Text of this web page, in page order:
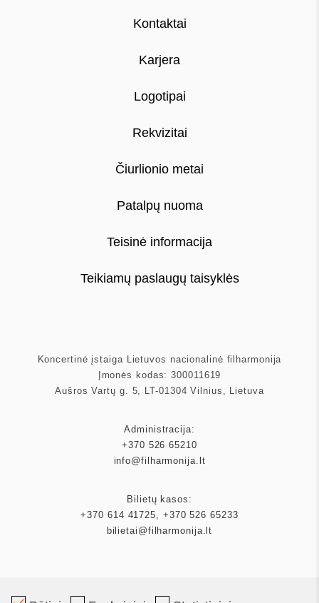
Kontaktai
Karjera
Logotipai
Rekvizitai
Čiurlionio metai
Patalpų nuoma
Teisinė informacija
Teikiamų paslaugų taisyklės
Koncertinė įstaiga Lietuvos nacionalinė filharmonija
Įmonės kodas: 300011619
Aušros Vartų g. 5, LT-01304 Vilnius, Lietuva
Administracija:
+370 526 65210
info@filharmonija.lt
Bilietų kasos:
+370 614 41725, +370 526 65233
bilietai@filharmonija.lt